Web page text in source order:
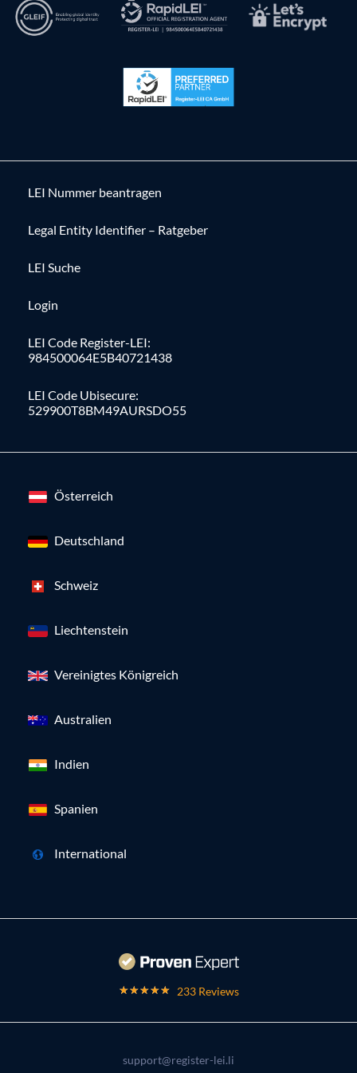
LEI Nummer beantragen
Legal Entity Identifier – Ratgeber
LEI Suche
Login
LEI Code Register-LEI:
984500064E5B40721438
LEI Code Ubisecure:
529900T8BM49AURSDO55
Österreich
Deutschland
Schweiz
Liechtenstein
Vereinigtes Königreich
Australien
Indien
Spanien
International
233 Reviews
support@register-lei.li